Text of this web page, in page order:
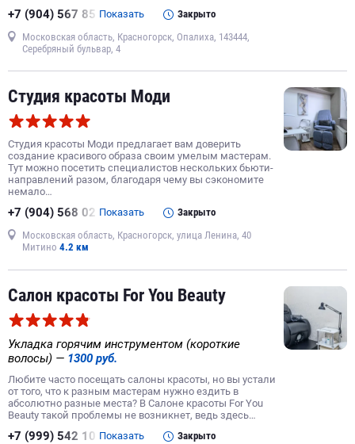
+7 (904) 567 85 Показать Закрыто
Московская область, Красногорск, Опалиха, 143444,
Серебряный бульвар, 4
Студия красоты Моди
Студия красоты Моди предлагает вам доверить
создание красивого образа своим умелым мастерам.
Тут можно посетить специалистов нескольких бьюти-
направлений разом, благодаря чему вы сэкономите
немало…
+7 (904) 568 02 Показать Закрыто
Московская область, Красногорск, улица Ленина, 40
Митино 4.2 км
Салон красоты For You Beauty
Укладка горячим инструментом (короткие
волосы) — 1300 руб.
Любите часто посещать салоны красоты, но вы устали
от того, что к разным мастерам нужно ездить в
абсолютно разные места? В Салоне красоты For You
Beauty такой проблемы не возникнет, ведь здесь…
+7 (999) 542 10 Показать Закрыто